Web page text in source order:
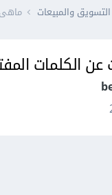
والمبيعات ماهى
الكلمات